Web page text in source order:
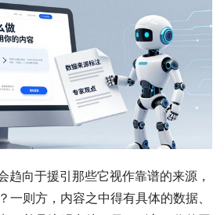
趋向于援引那些它视作靠谱的来源，
一则方，内容之中得有具体的数据、